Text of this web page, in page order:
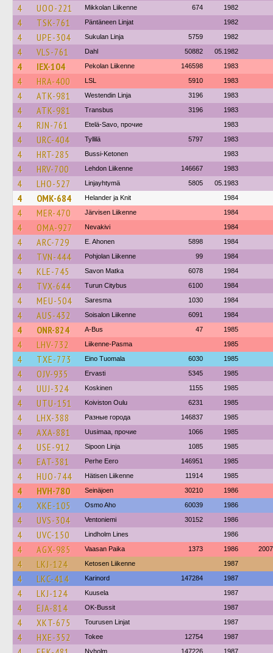
4 UOO-221 Mikkolan Liikenne 674 1982
4 TSK-761 Päntäneen Linjat 1982
4 UPE-304 Sukulan Linja 5759 1982
4 VLS-761 Dahl 50882 05.1982
4 IEX-104 Pekolan Liikenne 146598 1983
4 HRA-400 LSL 5910 1983
4 ATK-981 Westendin Linja 3196 1983
4 ATK-981 Transbus 3196 1983
4 RJN-761 Etelä-Savo, прочие 1983
4 URC-404 Tyllilä 5797 1983
4 HRT-285 Bussi-Ketonen 1983
4 HRV-700 Lehdon Liikenne 146667 1983
4 LHO-527 Linjayhtymä 5805 05.1983
4 OMK-684 Helander ja Knit 1984
4 MER-470 Järvisen Liikenne 1984
4 OMA-927 Nevakivi 1984
4 ARC-729 E. Ahonen 5898 1984
4 TVN-444 Pohjolan Liikenne 99 1984
4 KLE-745 Savon Matka 6078 1984
4 TVX-644 Turun Citybus 6100 1984
4 MEU-504 Saresma 1030 1984
4 AUS-432 Soisalon Liikenne 6091 1984
4 ONR-824 A-Bus 47 1985
4 LHV-732 Liikenne-Pasma 1985
4 TXE-773 Eino Tuomala 6030 1985
4 OJV-935 Ervasti 5345 1985
4 UUJ-324 Koskinen 1155 1985
4 UTU-151 Koiviston Oulu 6231 1985
4 LHX-388 Разные города 146837 1985
4 AXA-881 Uusimaa, прочие 1066 1985
4 USE-912 Sipoon Linja 1085 1985
4 EAT-381 Perhe Eero 146951 1985
4 HUO-744 Hätisen Liikenne 11914 1985
4 HVH-780 Seinäjoen 30210 1986
4 XKE-105 Osmo Aho 60039 1986
4 UVS-304 Ventoniemi 30152 1986
4 UVC-150 Lindholm Lines 1986
4 AGX-985 Vaasan Paika 1373 1986 2007
4 LKJ-124 Ketosen Liikenne 1987
4 LKC-414 Karinord 147284 1987
4 LKJ-124 Kuusela 1987
4 EJA-814 OK-Bussit 1987
4 XKT-675 Tourusen Linjat 1987
4 HXE-352 Tokee 12754 1987
Nyholm 147226 1987